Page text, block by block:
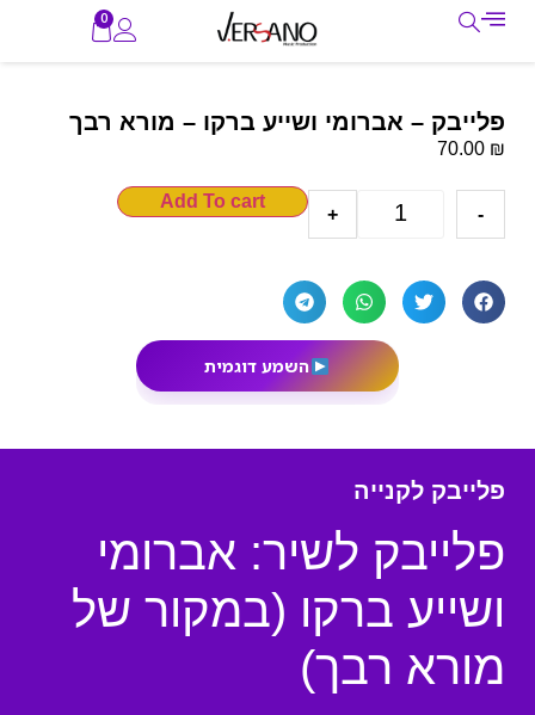
0
פלייבק – אברומי ושייע ברקו – מורא רבך
70.00 ₪
-
+
Add To cart
השמע דוגמית
פלייבק לקנייה
פלייבק לשיר: אברומי
ושייע ברקו (במקור של
מורא רבך)